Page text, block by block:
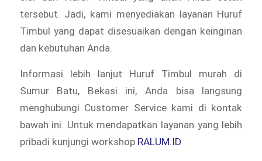
tersebut. Jadi, kami menyediakan layanan Huruf
Timbul yang dapat disesuaikan dengan keinginan
dan kebutuhan Anda.
Informasi lebih lanjut Huruf Timbul murah di
Sumur Batu, Bekasi ini, Anda bisa langsung
menghubungi Customer Service kami di kontak
bawah ini. Untuk mendapatkan layanan yang lebih
pribadi kunjungi workshop RALUM.ID